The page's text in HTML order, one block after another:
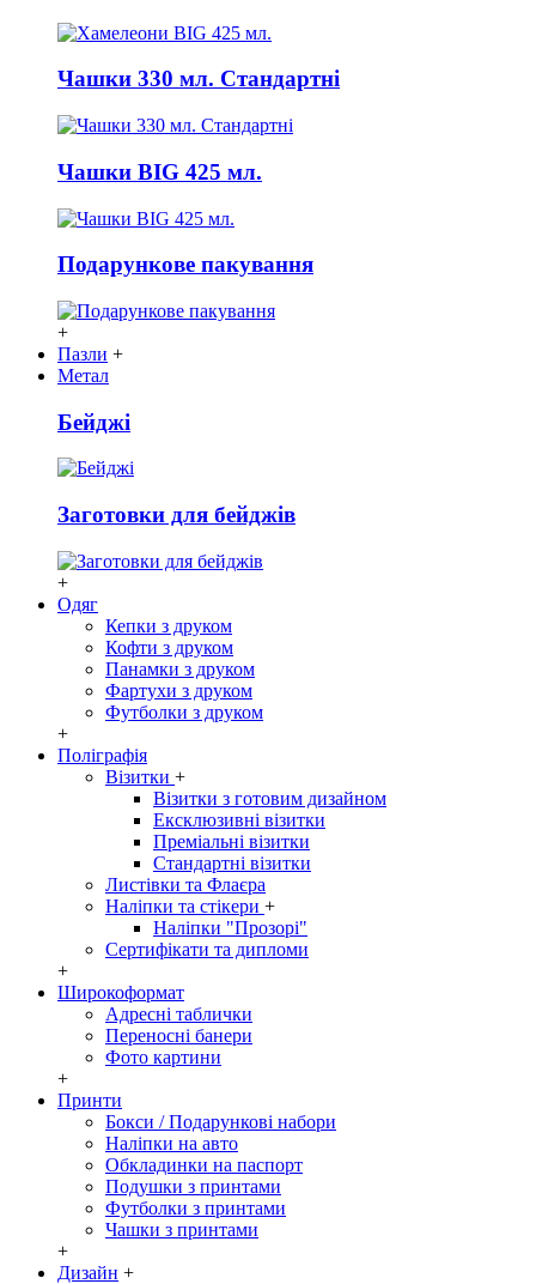
Чашки 330 мл. Стандартні
Чашки BIG 425 мл.
Подарункове пакування
+
Пазли +
Метал
Бейджі
Заготовки для бейджів
+
Одяг
Кепки з друком
Кофти з друком
Панамки з друком
Фартухи з друком
Футболки з друком
+
Поліграфія
Візитки +
Візитки з готовим дизайном
Ексклюзивні візитки
Преміальні візитки
Стандартні візитки
Листівки та Флаєра
Наліпки та стікери +
Наліпки "Прозорі"
Сертифікати та дипломи
+
Широкоформат
Адресні таблички
Переносні банери
Фото картини
+
Принти
Бокси / Подарункові набори
Наліпки на авто
Обкладинки на паспорт
Подушки з принтами
Футболки з принтами
Чашки з принтами
+
Дизайн +